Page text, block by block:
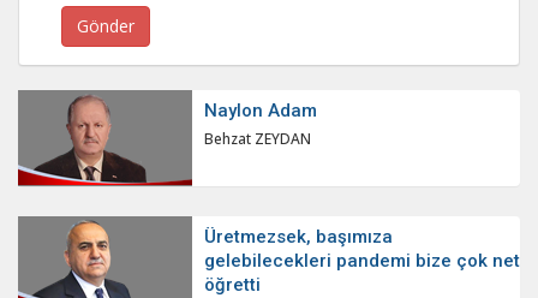
Naylon Adam
Behzat ZEYDAN
Üretmezsek, başımıza
gelebilecekleri pandemi bize çok net
öğretti